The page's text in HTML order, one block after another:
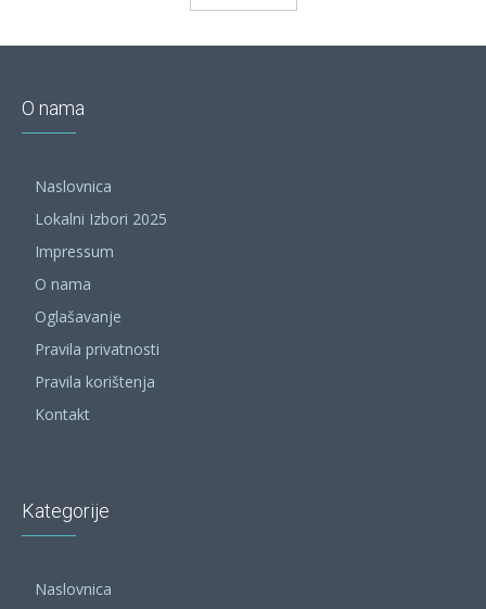
O nama
Naslovnica
Lokalni Izbori 2025
Impressum
O nama
Oglašavanje
Pravila privatnosti
Pravila korištenja
Kontakt
Kategorije
Naslovnica